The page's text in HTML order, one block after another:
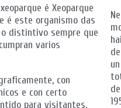
é Xeoparque
é este organismo das
o distintivo sempre que
varios
con
e con certo
para visitantes.
un
de